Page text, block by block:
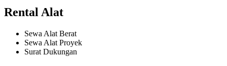
Rental Alat
Sewa Alat Berat
Sewa Alat Proyek
Surat Dukungan